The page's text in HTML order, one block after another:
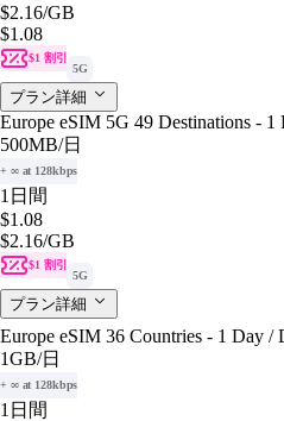
$2.16/GB
$1.08
$1 割引
5G
プラン詳細
Europe eSIM 5G 49 Destinations -
500MB/日
+ ∞ at 128kbps
1日間
$1.08
$2.16/GB
$1 割引
5G
プラン詳細
Europe eSIM 36 Countries - 1 Day /
1GB/日
+ ∞ at 128kbps
1日間